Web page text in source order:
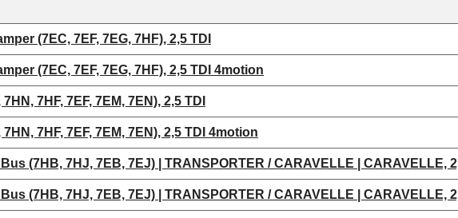
(7EC, 7EF, 7EG, 7HF), 2,5 TDI
(7EC, 7EF, 7EG, 7HF), 2,5 TDI 4motion
7HF, 7EF, 7EM, 7EN), 2,5 TDI
7HN, 7HF, 7EF, 7EM, 7EN), 2,5 TDI 4motion
(7HB, 7HJ, 7EB, 7EJ) | TRANSPORTER / CARAVELLE | CARAVELLE,
(7HB, 7HJ, 7EB, 7EJ) | TRANSPORTER / CARAVELLE | CARAVELLE,